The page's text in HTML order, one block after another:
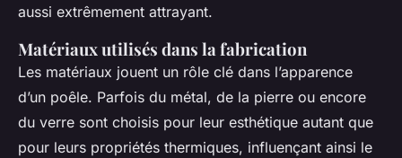
aussi extrêmement attrayant.
Matériaux utilisés dans la fabrication
Les matériaux jouent un rôle clé dans l’apparence
d’un poêle. Parfois du métal, de la pierre ou encore
du verre sont choisis pour leur esthétique autant que
pour leurs propriétés thermiques, influençant ainsi le